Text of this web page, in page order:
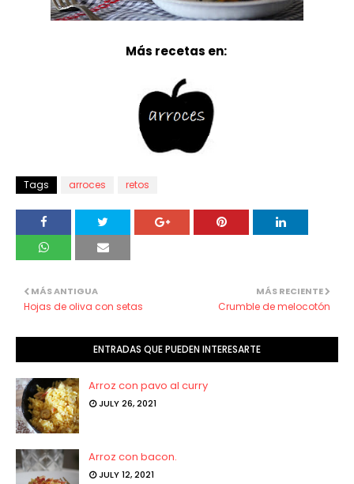
Más recetas en:
Tags arroces retos
MÁS RECIENTE
Crumble de melocotón
MÁS ANTIGUA
Hojas de oliva con setas
ENTRADAS QUE PUEDEN INTERESARTE
Arroz con pavo al curry
JULY 26, 2021
Arroz con bacon.
JULY 12, 2021